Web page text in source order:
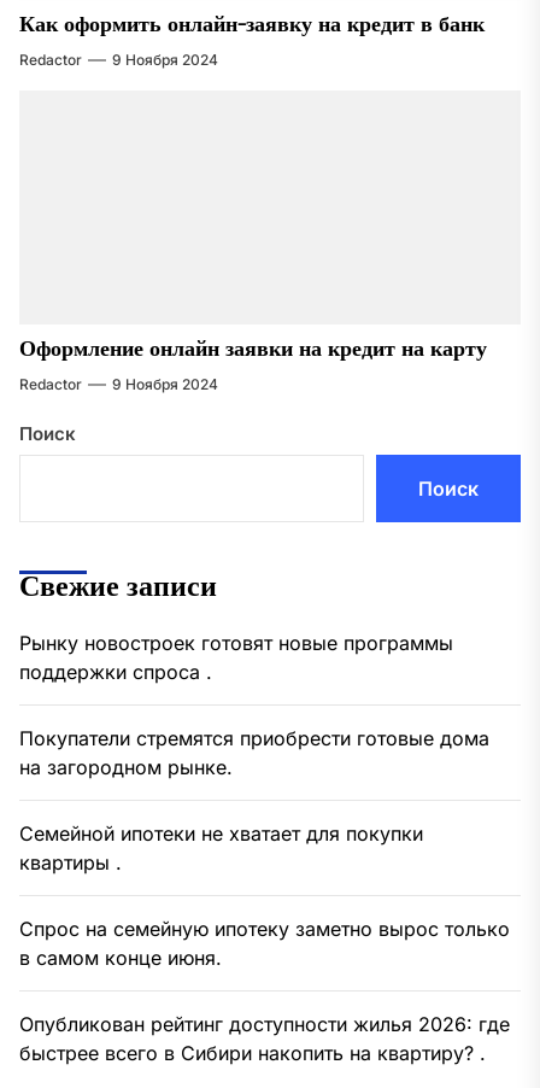
Как оформить онлайн-заявку на кредит в банк
Redactor 9 Ноября 2024
Оформление онлайн заявки на кредит на карту
Redactor 9 Ноября 2024
Поиск
Поиск
Свежие записи
Рынку новостроек готовят новые программы
поддержки спроса .
Покупатели стремятся приобрести готовые дома
на загородном рынке.
Семейной ипотеки не хватает для покупки
квартиры .
Спрос на семейную ипотеку заметно вырос только
в самом конце июня.
Опубликован рейтинг доступности жилья 2026: где
быстрее всего в Сибири накопить на квартиру? .